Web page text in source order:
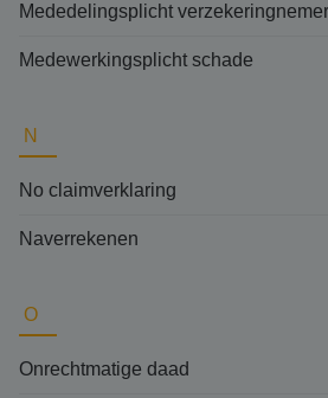
Mededelingsplicht verzekeringnemer
Medewerkingsplicht schade
N
No claimverklaring
Naverrekenen
O
Onrechtmatige daad